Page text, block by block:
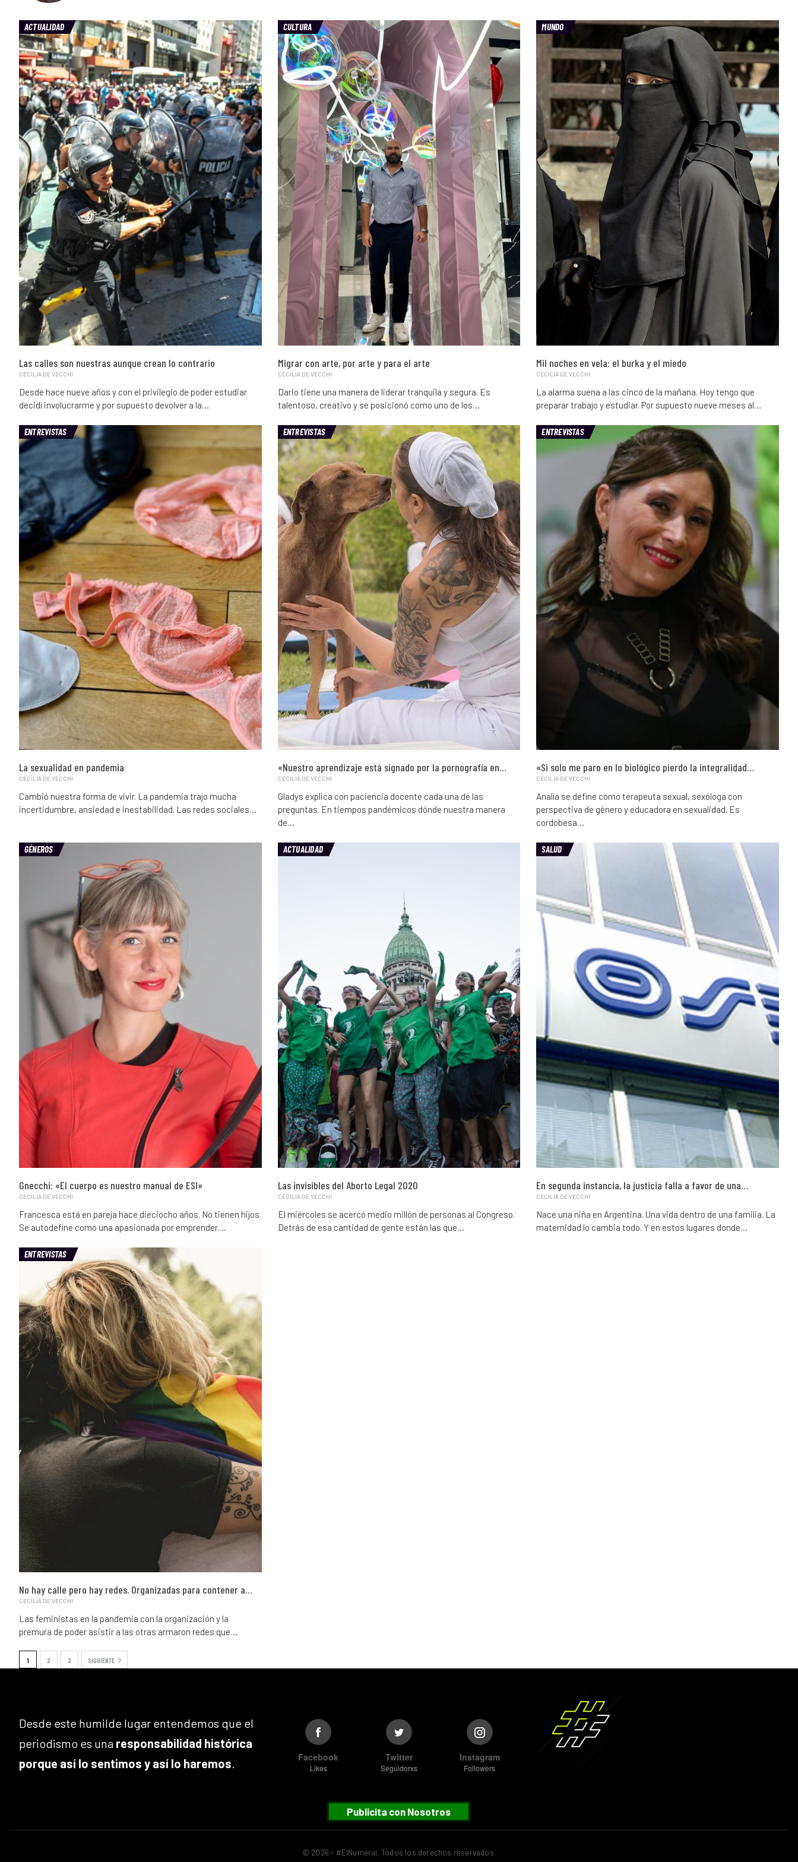
ACTUALIDAD
Las calles son nuestras aunque crean lo contrario
CECILIA DE VECCHI
Desde hace nueve años y con el privilegio de poder estudiar
decidí involucrarme y por supuesto devolver a la…
CULTURA
Migrar con arte, por arte y para el arte
CECILIA DE VECCHI
Dario tiene una manera de liderar tranquila y segura. Es
talentoso, creativo y se posicionó como uno de los…
MUNDO
Mil noches en vela: el burka y el miedo
CECILIA DE VECCHI
La alarma suena a las cinco de la mañana. Hoy tengo que
preparar trabajo y estudiar. Por supuesto nueve meses al…
ENTREVISTAS
La sexualidad en pandemia
CECILIA DE VECCHI
Cambió nuestra forma de vivir. La pandemia trajo mucha
incertidumbre, ansiedad e inestabilidad. Las redes sociales…
ENTREVISTAS
«Nuestro aprendizaje está signado por la pornografía en…
CECILIA DE VECCHI
Gladys explica con paciencia docente cada una de las
preguntas. En tiempos pandémicos dónde nuestra manera
de…
ENTREVISTAS
«Si solo me paro en lo biológico pierdo la integralidad…
CECILIA DE VECCHI
Analía se define como terapeuta sexual, sexóloga con
perspectiva de género y educadora en sexualidad. Es
cordobesa…
GÉNEROS
Gnecchi: «El cuerpo es nuestro manual de ESI»
CECILIA DE VECCHI
Francesca está en pareja hace dieciocho años. No tienen hijos.
Se autodefine como una apasionada por emprender.…
ACTUALIDAD
Las invisibles del Aborto Legal 2020
CECILIA DE VECCHI
El miércoles se acercó medio millón de personas al Congreso.
Detrás de esa cantidad de gente están las que…
SALUD
En segunda instancia, la justicia falla a favor de una…
CECILIA DE VECCHI
Nace una niña en Argentina. Una vida dentro de una familia. La
maternidad lo cambia todo. Y en estos lugares donde…
ENTREVISTAS
No hay calle pero hay redes. Organizadas para contener a…
CECILIA DE VECCHI
Las feministas en la pandemia con la organización y la
premura de poder asistir a las otras armaron redes que…
1 2 3 SIGUIENTE
Desde este humilde lugar entendemos que el
periodismo es una responsabilidad histórica
porque así lo sentimos y así lo haremos. Facebook
Likes
Twitter
Seguidorxs
Instagram
Followers
Publicita con Nosotros
© 2026 - #ElNumeral. Todos los derechos reservados.